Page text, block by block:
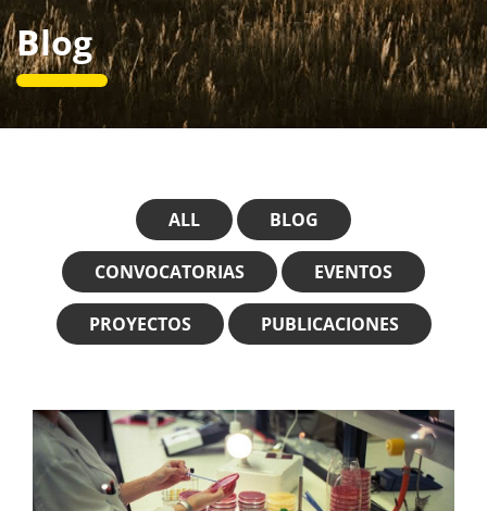
Blog
ALL BLOG
CONVOCATORIAS EVENTOS
PROYECTOS PUBLICACIONES